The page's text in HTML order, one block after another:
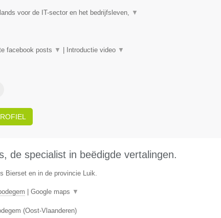
voor de IT-sector en het bedrijfsleven, ▼
facebook posts ▼ Introductie video ▼
de specialist in beëdigde vertalingen.
Bierset en in de provincie Luik.
Google maps ▼
(Oost-Vlaanderen)